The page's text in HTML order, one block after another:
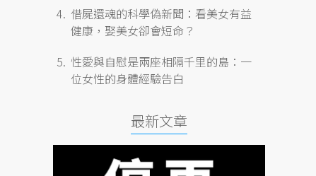
借屍還魂的科學偽新聞：看美女有益
健康，娶美女卻會短命？
性愛與自慰是兩座相隔千里的島：一
位女性的身體經驗告白
最新文章